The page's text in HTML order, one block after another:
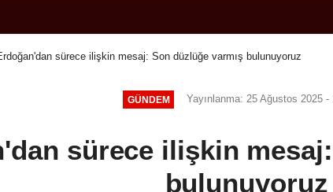
sürece ilişkin mesaj: Son düzlüğe varmış bulunuyoruz
GÜNDEM Yayınlanma: 25 Ağustos 2025 -
sürece ilişkin
bulunuyoruz